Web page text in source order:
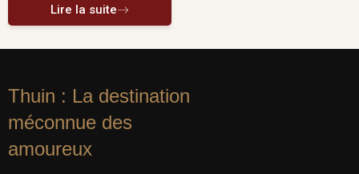
Lire la suite
Thuin : La destination
méconnue des
amoureux